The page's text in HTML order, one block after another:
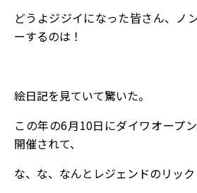
どうよジジイになった皆さん、ノ
ーするのは！
絵日記を見ていて驚いた。
この年の6月10日にダイワオープ
開催されて、
な、な、なんとレジェンドのリック